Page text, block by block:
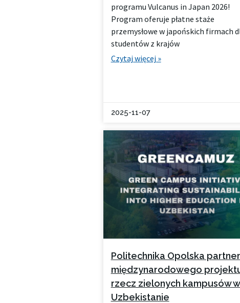
programu Vulcanus in Japan 2026!
Program oferuje płatne staże
przemysłowe w japońskich firmach
studentów z krajów
Czytaj więcej »
2025-11-07
Politechnika Opolska
międzynarodowego
rzecz zielonych kampusów w
Uzbekistanie